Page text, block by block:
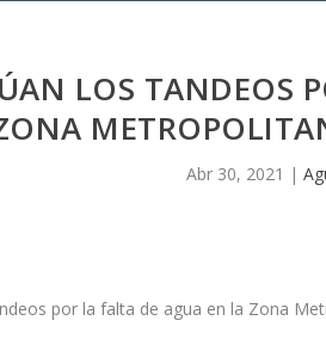
LOS TANDEOS
Abr 30, 2021 |